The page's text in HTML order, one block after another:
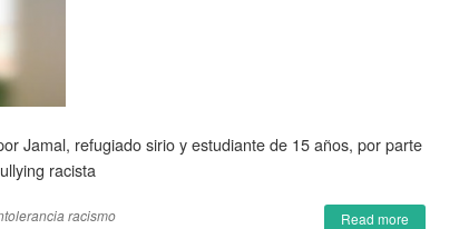
Jamal, refugiado sirio y estudiante de 15 años, por parte
racista
Read more
racismo